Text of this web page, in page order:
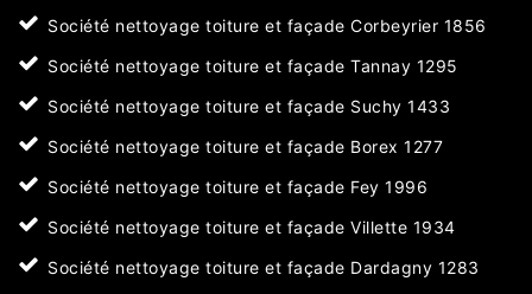
Société nettoyage toiture et façade Corbeyrier 1856
Société nettoyage toiture et façade Tannay 1295
Société nettoyage toiture et façade Suchy 1433
Société nettoyage toiture et façade Borex 1277
Société nettoyage toiture et façade Fey 1996
Société nettoyage toiture et façade Villette 1934
Société nettoyage toiture et façade Dardagny 1283